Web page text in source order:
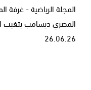
المجلة الرياضية -
المصري ديسامب يتغيب
26.06.26